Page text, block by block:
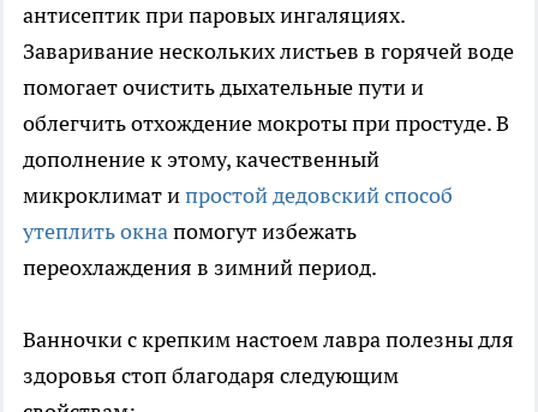
антисептик при паровых ингаляциях.
Заваривание нескольких листьев в горячей воде
помогает очистить дыхательные пути и
облегчить отхождение мокроты при простуде. В
дополнение к этому, качественный
микроклимат ипростой дедовский способ
утеплить окнапомогут избежать
переохлаждения в зимний период.
Ванночки с крепким настоем лавра полезны для
здоровья стоп благодаря следующим